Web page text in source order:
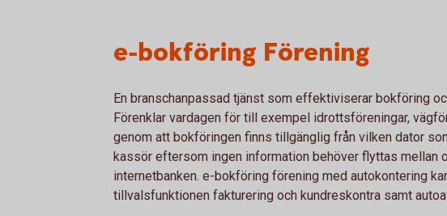
e-bokföring Förening
En branschanpassad tjänst som effektiviserar bokföring
Förenklar vardagen för till exempel idrottsföreningar,
genom att bokföringen finns tillgänglig från vilken dator
kassör eftersom ingen information behöver flyttas mellan
internetbanken. e-bokföring förening med autokontering
tillvalsfunktionen fakturering och kundreskontra samt